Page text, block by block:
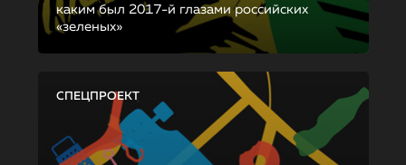
каким был 2017-й глазами российских
«зеленых»
СПЕЦПРОЕКТ